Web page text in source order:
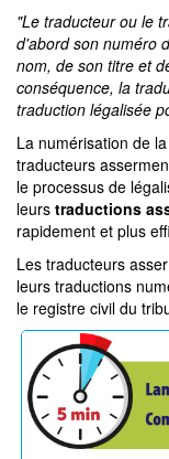
"Le traducteur ou le
d'abord son numéro
nom, de son titre et
conséquence, la
traduction légalisée
La numérisation de
traducteurs
le processus de
leurs traductions
rapidement et plus
Les traducteurs
leurs traductions
le registre civil du